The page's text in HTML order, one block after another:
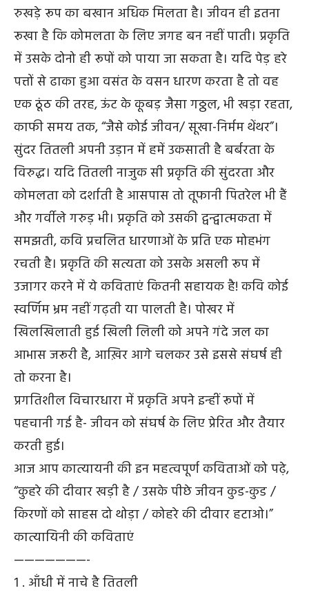
रुखड़े रूप का बखान अधिक मिलता है। जीवन ही इतना
रूखा है कि कोमलता के लिए जगह बन नहीं पाती। प्रकृति
में उसके दोनो ही रूपों को पाया जा सकता है। यदि पेड़ हरे
पत्तों से ढाका हुआ वसंत के वसन धारण करता है तो वह
एक ठूंठ की तरह, ऊंट के कूबड़ जैसा गठ्ठल, भी खड़ा रहता,
काफी समय तक, “जैसे कोई जीवन/ सूखा-निर्मम थेंथर”।
सुंदर तितली अपनी उड़ान में हमें उकसाती है बर्बरता के
विरुद्ध। यदि तितली नाजुक सी प्रकृति की सुंदरता और
कोमलता को दर्शाती है आसपास तो तूफानी पितरेल भी हैं
और गर्वीले गरुड़ भी। प्रकृति को उसकी द्वन्द्वात्मकता में
समझती, कवि प्रचलित धारणाओं के प्रति एक मोहभंग
रचती है। प्रकृति की सत्यता को उसके असली रूप में
उजागर करने में ये कविताएं कितनी सहायक है! कवि कोई
स्वर्णिम भ्रम नहीं गढ़ती या पालती है। पोखर में
खिलखिलाती हुई खिली लिली को अपने गंदे जल का
आभास जरूरी है, आख़िर आगे चलकर उसे इससे संघर्ष ही
तो करना है।
प्रगतिशील विचारधारा में प्रकृति अपने इन्हीं रूपों में
पहचानी गई है- जीवन को संघर्ष के लिए प्रेरित और तैयार
करती हुई।
आज आप कात्यायनी की इन महत्वपूर्ण कविताओं को पढ़े,
“कुहरे की दीवार खड़ी है / उसके पीछे जीवन कुड-कुड /
किरणों को साहस दो थोड़ा / कोहरे की दीवार हटाओ।”
कात्यायिनी की कविताएं
———————-
1 . आँधी में नाचे है तितली